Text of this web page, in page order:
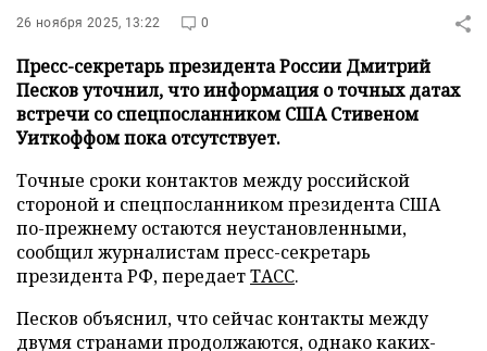
26 ноября 2025, 13:22 0
Пресс-секретарь президента России Дмитрий
Песков уточнил, что информация о точных датах
встречи со спецпосланником США Стивеном
Уиткоффом пока отсутствует.
Точные сроки контактов между российской
стороной и спецпосланником президента США
по-прежнему остаются неустановленными,
сообщил журналистам пресс-секретарь
президента РФ, передаетТАСС.
Песков объяснил, что сейчас контакты между
двумя странами продолжаются, однако каких-